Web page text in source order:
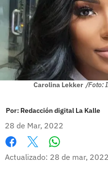
Carolina Lekker /Foto:
Por: Redacción digital La Kalle
28 de Mar, 2022
Facebook
X
Actualizado: 28 de mar, 2022